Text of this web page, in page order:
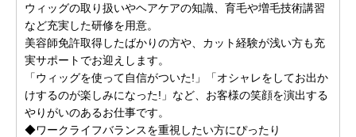
ウィッグの取り扱いやヘアケアの知識、育毛や増毛技術講習
など充実した研修を用意。
美容師免許取得したばかりの方や、カット経験が浅い方も充
実サポートでお迎えします。
「ウィッグを使って自信がついた!」「オシャレをしてお出か
けするのが楽しみになった!」など、お客様の笑顔を演出する
やりがいのあるお仕事です。
◆ワークライフバランスを重視したい方にぴったり